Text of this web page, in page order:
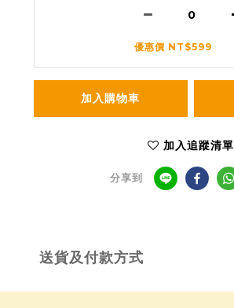
優惠價 NT$599
加入購物車
加入追蹤清單
分享到
送貨及付款方式